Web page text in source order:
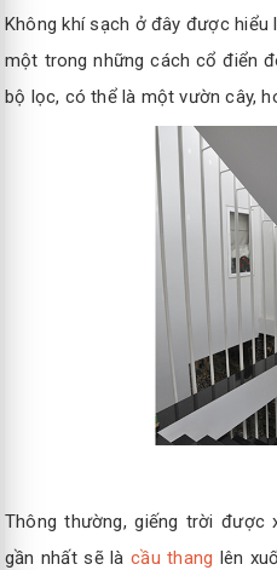
Không khí sạch ở đây được hiểu
một trong những cách cổ điển
bộ lọc, có thể là một vườn cây,
Thông thường, giếng trời được
gần nhất sẽ làcầu thang lên